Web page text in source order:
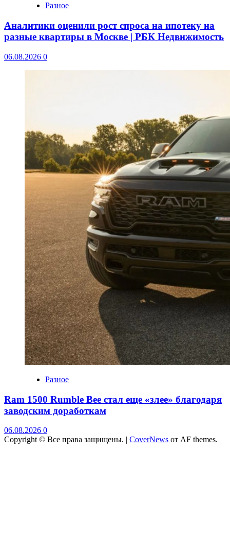
Разное
Аналитики оценили рост спроса на ипотеку на
разные квартиры в Москве | РБК Недвижимость
06.08.2026 0
Разное
Ram 1500 Rumble Bee стал еще «злее» благодаря
заводским доработкам
06.08.2026 0
Copyright © Все права защищены. | CoverNews от AF themes.